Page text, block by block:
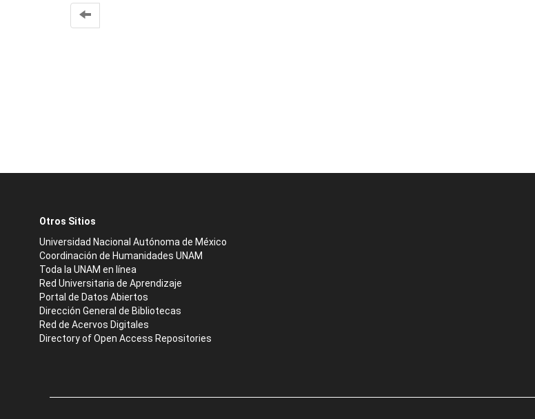
Otros Sitios
Universidad Nacional Autónoma de México
Coordinación de Humanidades UNAM
Toda la UNAM en línea
Red Universitaria de Aprendizaje
Portal de Datos Abiertos
Dirección General de Bibliotecas
Red de Acervos Digitales
Directory of Open Access Repositories